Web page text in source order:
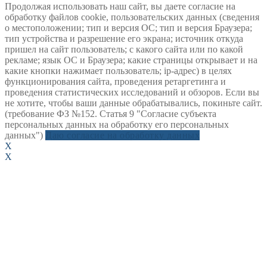
Продолжая использовать наш сайт, вы даете согласие на
обработку файлов cookie, пользовательских данных (сведения
о местоположении; тип и версия ОС; тип и версия Браузера;
тип устройства и разрешение его экрана; источник откуда
пришел на сайт пользователь; с какого сайта или по какой
рекламе; язык ОС и Браузера; какие страницы открывает и на
какие кнопки нажимает пользователь; ip-адрес) в целях
функционирования сайта, проведения ретаргетинга и
проведения статистических исследований и обзоров. Если вы
не хотите, чтобы ваши данные обрабатывались, покиньте сайт.
(требование ФЗ №152. Статья 9 "Согласие субъекта
персональных данных на обработку его персональных
данных")
X
X